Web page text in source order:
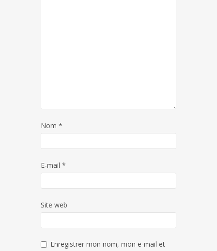
Nom *
E-mail *
Site web
Enregistrer mon nom, mon e-mail et